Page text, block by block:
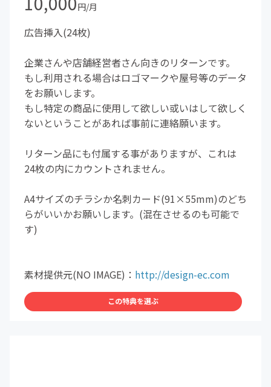
円/月
広告挿入(24枚)
企業さんや店舗経営者さん向きのリターンです。
もし利用される場合はロゴマークや屋号等のデータ
をお願いします。
もし特定の商品に使用して欲しい或いはして欲しく
ないということがあれば事前に連絡願います。
リターン品にも付属する事がありますが、これは
24枚の内にカウントされません。
A4サイズのチラシか名刺カード(91×55mm)のどち
らがいいかお願いします。(混在させるのも可能で
す)
素材提供元(NO IMAGE)： http://design-ec.com
この特典を選ぶ